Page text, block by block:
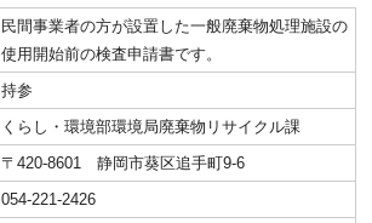
民間事業者の方が設置した一般廃棄物処理施設の
使用開始前の検査申請書です。
持参
くらし・環境部環境局廃棄物リサイクル課
〒420-8601 静岡市葵区追手町9-6
054-221-2426